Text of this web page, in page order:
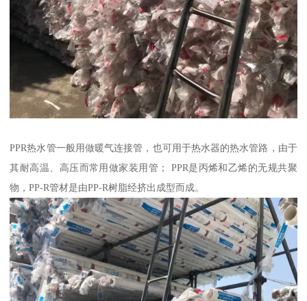
PPR热水管一般用做暖气连接管，也可用于热水器的热水管路，由于
其耐高温、高压而常用做家装用管； PPR是丙烯和乙烯的无规共聚
物，PP-R管材是由PP-R树脂经挤出成型而成。